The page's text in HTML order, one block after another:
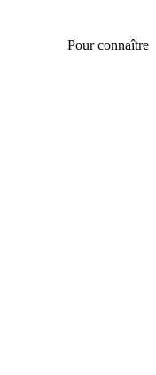
Pour connaître